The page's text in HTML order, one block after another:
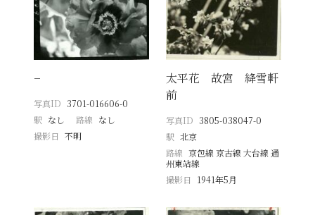
−
写真ID 3701-016606-0
駅 なし 路線 なし
撮影日
不明
太平花 故宮 絳雪軒
前
写真ID 3805-038047-0
駅 北京
路線 京包線 京古線 大台線 通
州東站線
撮影日
1941年5月